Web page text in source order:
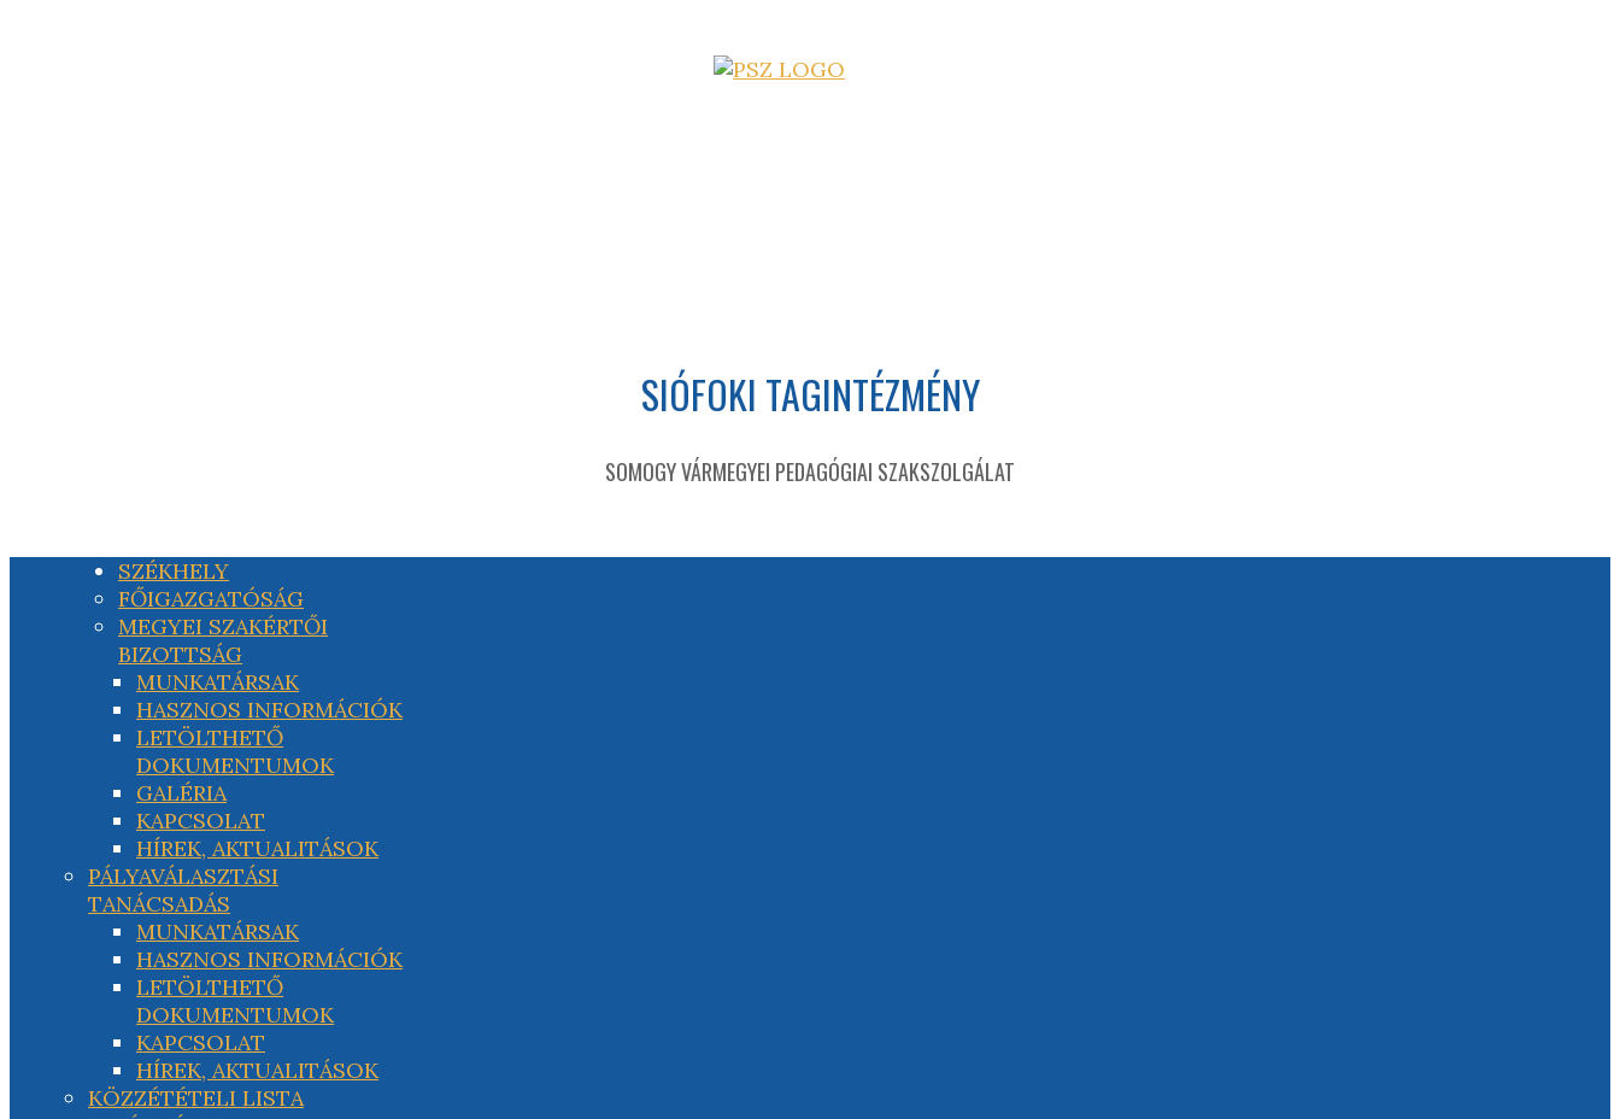
SIÓFOKI TAGINTÉZMÉNY
SOMOGY VÁRMEGYEI PEDAGÓGIAI SZAKSZOLGÁLAT
SZÉKHELY
FŐIGAZGATÓSÁG
MEGYEI SZAKÉRTŐI
BIZOTTSÁG
MUNKATÁRSAK
HASZNOS INFORMÁCIÓK
LETÖLTHETŐ
DOKUMENTUMOK
GALÉRIA
KAPCSOLAT
HÍREK, AKTUALITÁSOK
PÁLYAVÁLASZTÁSI
TANÁCSADÁS
MUNKATÁRSAK
HASZNOS INFORMÁCIÓK
LETÖLTHETŐ
DOKUMENTUMOK
KAPCSOLAT
HÍREK, AKTUALITÁSOK
KÖZZÉTÉTELI LISTA